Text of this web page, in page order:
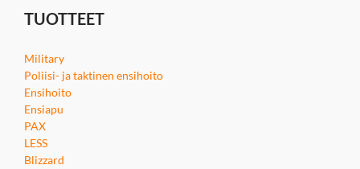
TUOTTEET
Military
Poliisi- ja taktinen ensihoito
Ensihoito
Ensiapu
PAX
LESS
Blizzard